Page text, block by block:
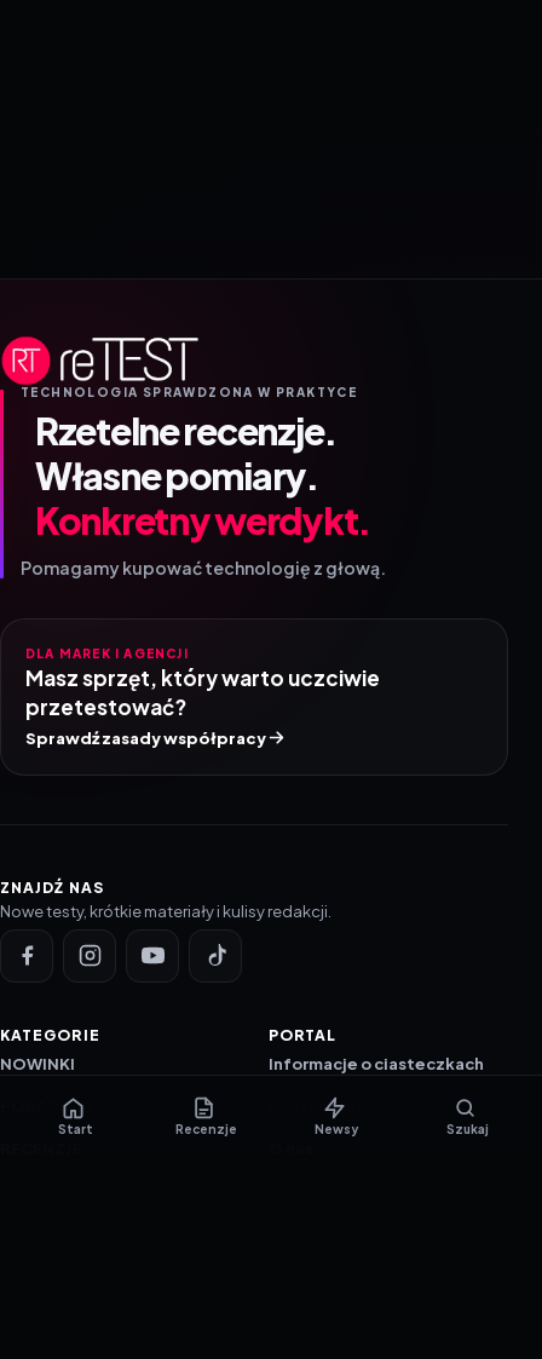
TECHNOLOGIA SPRAWDZONA W PRAKTYCE
Rzetelne recenzje.
Własne pomiary.
Konkretny werdykt.
Pomagamy kupować technologię z głową.
DLA MAREK I AGENCJI
Masz sprzęt, który warto uczciwie
przetestować?
Sprawdź zasady współpracy
ZNAJDŹ NAS
Nowe testy, krótkie materiały i kulisy redakcji.
KATEGORIE
NOWINKI
PORADNIKI
PORTAL
Informacje o ciasteczkach
Polityka prywatności
Start Recenzje Newsy Szukaj